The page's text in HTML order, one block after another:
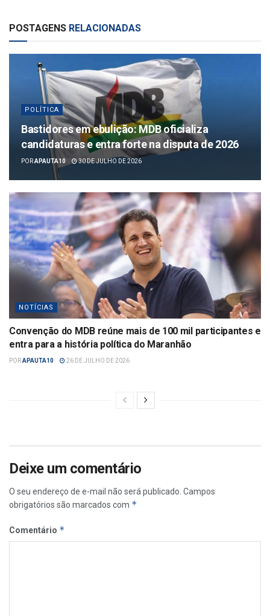
POSTAGENS RELACIONADAS
POLÍTICA
Bastidores em ebulição: MDB oficializa
candidaturas e entra forte na disputa de 2026
PORAPAUTA10 30 DE JULHO DE 2026
NOTÍCIAS
Convenção do MDB reúne mais de 100 mil participantes e
entra para a história política do Maranhão
PORAPAUTA10 26 DE JULHO DE 2026
Deixe um comentário
O seu endereço de e-mail não será publicado. Campos
obrigatórios são marcados com *
Comentário *